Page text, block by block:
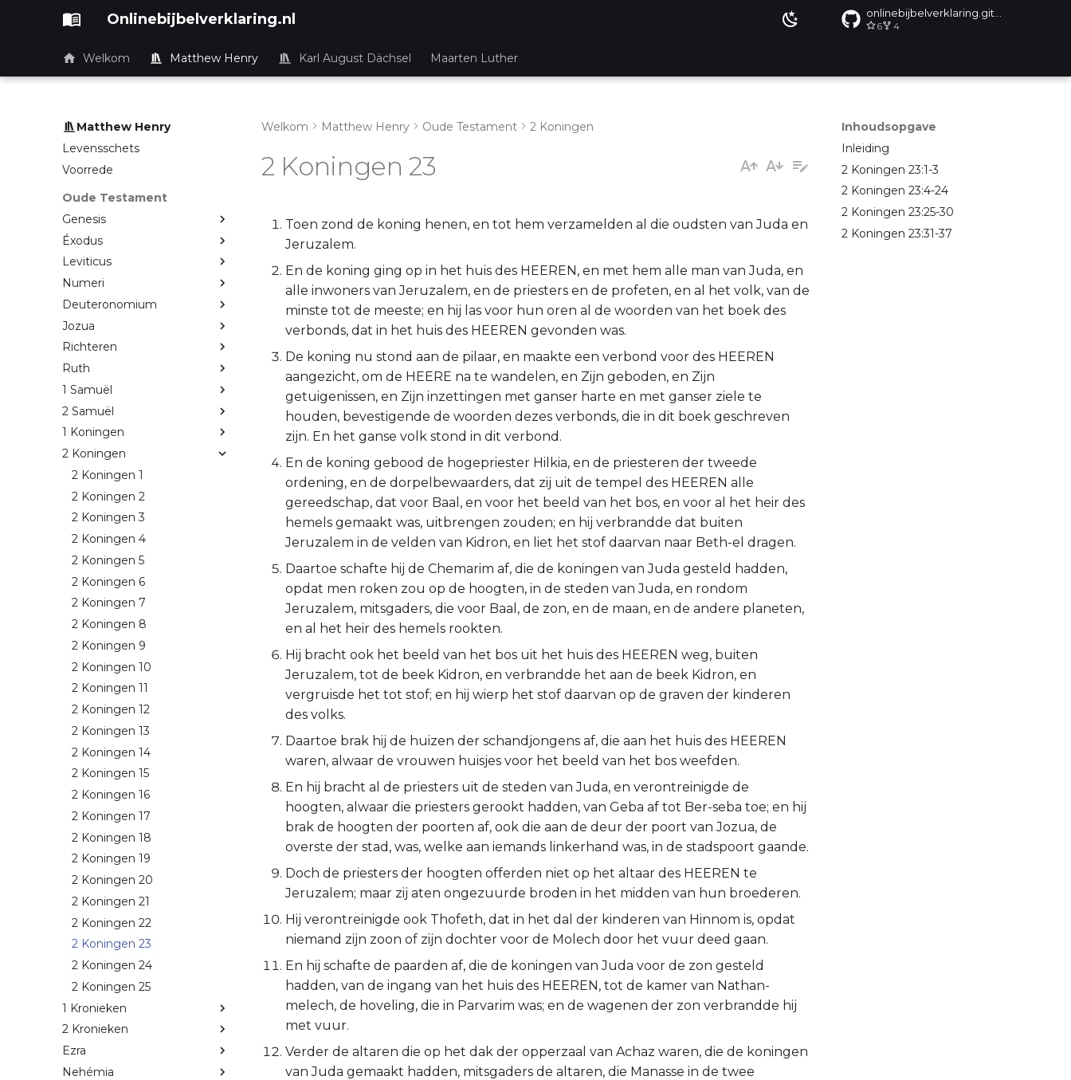
Onlinebijbelverklaring.nl 6 4
Welkom Matthew Henry Karl August Dächsel Maarten Luther
Matthew Henry
Levensschets
Voorrede
Oude Testament
Genesis
Éxodus
Leviticus
Numeri
Deuteronomium
Jozua
Richteren
Ruth
1 Samuël
2 Samuël
1 Koningen
2 Koningen
2 Koningen 1
2 Koningen 2
2 Koningen 3
2 Koningen 4
2 Koningen 5
2 Koningen 6
2 Koningen 7
2 Koningen 8
2 Koningen 9
2 Koningen 10
2 Koningen 11
2 Koningen 12
2 Koningen 13
2 Koningen 14
2 Koningen 15
2 Koningen 16
2 Koningen 17
2 Koningen 18
2 Koningen 19
2 Koningen 20
2 Koningen 21
2 Koningen 22
2 Koningen 23
2 Koningen 24
2 Koningen 25
1 Kronieken
2 Kronieken
Ezra
Nehémia
Inhoudsopgave
Inleiding
2 Koningen 23:1-3
2 Koningen 23:4-24
2 Koningen 23:25-30
2 Koningen 23:31-37
Welkom Matthew Henry Oude Testament 2 Koningen
2 Koningen 23
Toen zond de koning henen, en tot hem verzamelden al die oudsten van Juda en
Jeruzalem.
En de koning ging op in het huis des HEEREN, en met hem alle man van Juda, en
alle inwoners van Jeruzalem, en de priesters en de profeten, en al het volk, van de
minste tot de meeste; en hij las voor hun oren al de woorden van het boek des
verbonds, dat in het huis des HEEREN gevonden was.
De koning nu stond aan de pilaar, en maakte een verbond voor des HEEREN
aangezicht, om de HEERE na te wandelen, en Zijn geboden, en Zijn
getuigenissen, en Zijn inzettingen met ganser harte en met ganser ziele te
houden, bevestigende de woorden dezes verbonds, die in dit boek geschreven
zijn. En het ganse volk stond in dit verbond.
En de koning gebood de hogepriester Hilkia, en de priesteren der tweede
ordening, en de dorpelbewaarders, dat zij uit de tempel des HEEREN alle
gereedschap, dat voor Baal, en voor het beeld van het bos, en voor al het heir des
hemels gemaakt was, uitbrengen zouden; en hij verbrandde dat buiten
Jeruzalem in de velden van Kidron, en liet het stof daarvan naar Beth-el dragen.
Daartoe schafte hij de Chemarim af, die de koningen van Juda gesteld hadden,
opdat men roken zou op de hoogten, in de steden van Juda, en rondom
Jeruzalem, mitsgaders, die voor Baal, de zon, en de maan, en de andere planeten,
en al het heir des hemels rookten.
Hij bracht ook het beeld van het bos uit het huis des HEEREN weg, buiten
Jeruzalem, tot de beek Kidron, en verbrandde het aan de beek Kidron, en
vergruisde het tot stof; en hij wierp het stof daarvan op de graven der kinderen
des volks.
Daartoe brak hij de huizen der schandjongens af, die aan het huis des HEEREN
waren, alwaar de vrouwen huisjes voor het beeld van het bos weefden.
En hij bracht al de priesters uit de steden van Juda, en verontreinigde de
hoogten, alwaar die priesters gerookt hadden, van Geba af tot Ber-seba toe; en hij
brak de hoogten der poorten af, ook die aan de deur der poort van Jozua, de
overste der stad, was, welke aan iemands linkerhand was, in de stadspoort gaande.
Doch de priesters der hoogten offerden niet op het altaar des HEEREN te
Jeruzalem; maar zij aten ongezuurde broden in het midden van hun broederen.
Hij verontreinigde ook Thofeth, dat in het dal der kinderen van Hinnom is, opdat
niemand zijn zoon of zijn dochter voor de Molech door het vuur deed gaan.
En hij schafte de paarden af, die de koningen van Juda voor de zon gesteld
hadden, van de ingang van het huis des HEEREN, tot de kamer van Nathan-
melech, de hoveling, die in Parvarim was; en de wagenen der zon verbrandde hij
met vuur.
Verder de altaren die op het dak der opperzaal van Achaz waren, die de koningen
van Juda gemaakt hadden, mitsgaders de altaren, die Manasse in de twee